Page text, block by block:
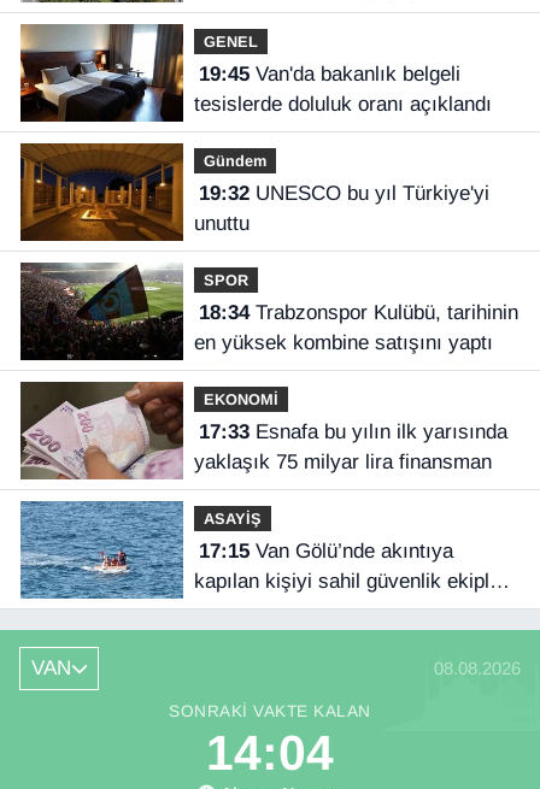
açıkladı
GENEL
19:45Van'da bakanlık belgeli
tesislerde doluluk oranı açıklandı
Gündem
19:32UNESCO bu yıl Türkiye'yi
unuttu
SPOR
18:34Trabzonspor Kulübü, tarihinin
en yüksek kombine satışını yaptı
EKONOMİ
17:33Esnafa bu yılın ilk yarısında
yaklaşık 75 milyar lira finansman
ASAYİŞ
17:15Van Gölü’nde akıntıya
kapılan kişiyi sahil güvenlik ekipleri
kurtardı
VAN 08.08.2026
SONRAKI VAKTE KALAN
14:03